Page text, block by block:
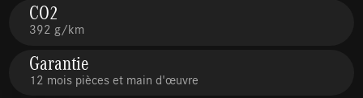
CO2
392 g/km
Garantie
12 mois pièces et main d'œuvre